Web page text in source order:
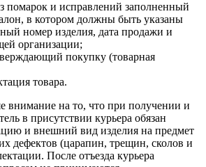
помарок и исправлений заполненный
в котором должны быть указаны
номер изделия, дата продажи и
организации;
покупку (товарная
товара.
внимание на то, что при получении и
в присутствии курьера обязан
и внешний вид изделия на предмет
дефектов (царапин, трещин, сколов и
После отъезда курьера